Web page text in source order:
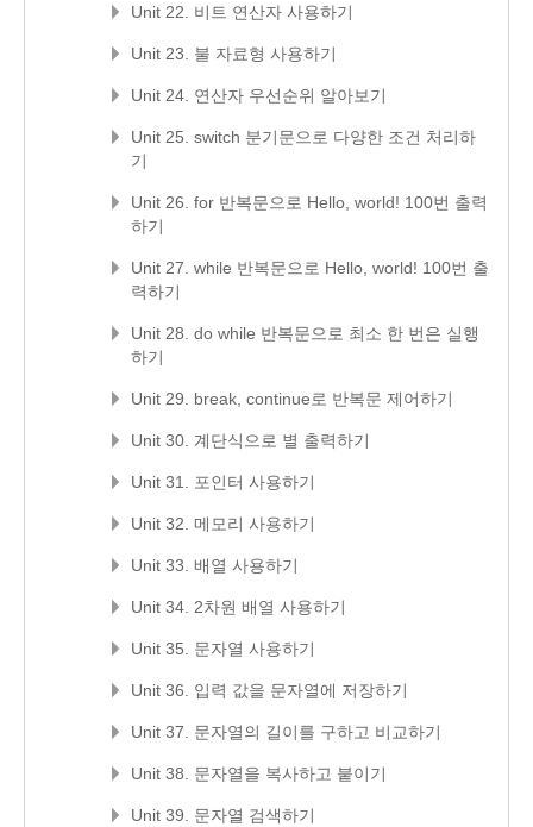
Unit 22. 비트 연산자 사용하기
Unit 23. 불 자료형 사용하기
Unit 24. 연산자 우선순위 알아보기
Unit 25. switch 분기문으로 다양한 조건 처리하
기
Unit 26. for 반복문으로 Hello, world! 100번 출력
하기
Unit 27. while 반복문으로 Hello, world! 100번 출
력하기
Unit 28. do while 반복문으로 최소 한 번은 실행
하기
Unit 29. break, continue로 반복문 제어하기
Unit 30. 계단식으로 별 출력하기
Unit 31. 포인터 사용하기
Unit 32. 메모리 사용하기
Unit 33. 배열 사용하기
Unit 34. 2차원 배열 사용하기
Unit 35. 문자열 사용하기
Unit 36. 입력 값을 문자열에 저장하기
Unit 37. 문자열의 길이를 구하고 비교하기
Unit 38. 문자열을 복사하고 붙이기
Unit 39. 문자열 검색하기